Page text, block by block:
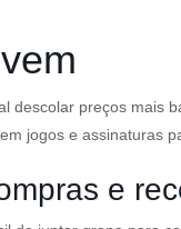
descolar preços mais
jogos e assinaturas
e